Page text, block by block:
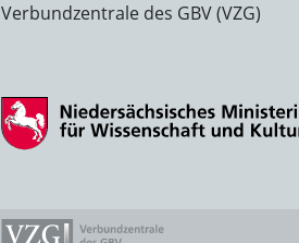
Verbundzentrale des GBV (VZG)